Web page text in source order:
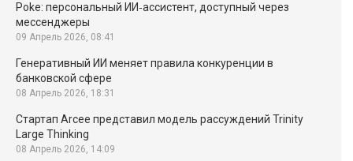
Poke: персональный ИИ‑ассистент, доступный через
мессенджеры
09 Апрель 2026, 08:41
Генеративный ИИ меняет правила конкуренции в
банковской сфере
08 Апрель 2026, 18:31
Стартап Arcee представил модель рассуждений Trinity
Large Thinking
08 Апрель 2026, 14:09